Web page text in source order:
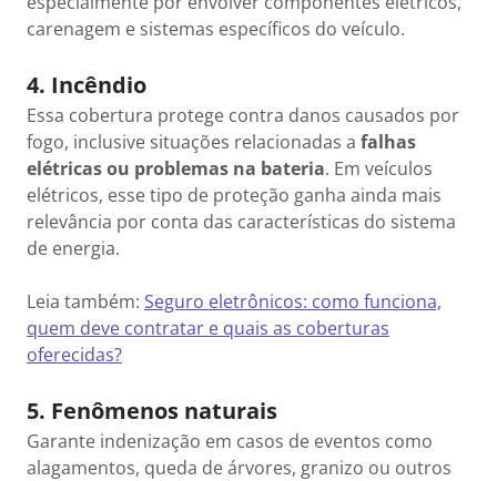
carenagem e sistemas específicos do veículo.
4. Incêndio
Essa cobertura protege contra danos causados por
fogo, inclusive situações relacionadas a falhas
elétricas ou problemas na bateria. Em veículos
elétricos, esse tipo de proteção ganha ainda mais
relevância por conta das características do sistema
de energia.
Leia também: Seguro eletrônicos: como funciona,
quem deve contratar e quais as coberturas
oferecidas?
5. Fenômenos naturais
Garante indenização em casos de eventos como
alagamentos, queda de árvores, granizo ou outros